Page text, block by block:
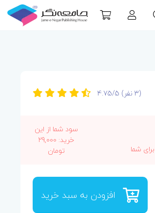
4.75/5 (3 نفر)
شما
سود شما از این
خرید: 29,000
تومان
افزودن به سبد خرید